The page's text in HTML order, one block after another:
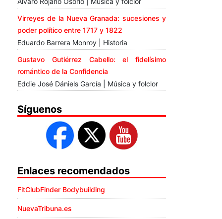
Virreyes de la Nueva Granada: sucesiones y
poder político entre 1717 y 1822
Eduardo Barrera Monroy | Historia
Gustavo Gutiérrez Cabello: el fidelísimo
romántico de la Confidencia
Eddie José Dániels García | Música y folclor
Síguenos
Enlaces recomendados
FitClubFinder Bodybuilding
NuevaTribuna.es